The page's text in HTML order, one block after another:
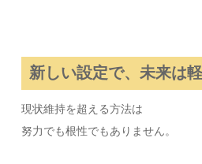
新しい設定で、未来は
現状維持を超える方法は
努力でも根性でもありません。